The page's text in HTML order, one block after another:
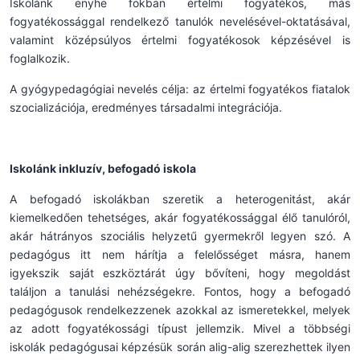
Iskolánk enyhe fokban értelmi fogyatékos, más
fogyatékossággal rendelkező tanulók nevelésével-oktatásával,
valamint középsúlyos értelmi fogyatékosok képzésével is
foglalkozik.
A gyógypedagógiai nevelés célja: az értelmi fogyatékos fiatalok
szocializációja, eredményes társadalmi integrációja.
Iskolánk inkluzív, befogadó iskola
A befogadó iskolákban szeretik a heterogenitást, akár
kiemelkedően tehetséges, akár fogyatékossággal élő tanulóról,
akár hátrányos szociális helyzetű gyermekről legyen szó. A
pedagógus itt nem hárítja a felelősséget másra, hanem
igyekszik saját eszköztárát úgy bővíteni, hogy megoldást
találjon a tanulási nehézségekre. Fontos, hogy a befogadó
pedagógusok rendelkezzenek azokkal az ismeretekkel, melyek
az adott fogyatékossági típust jellemzik. Mivel a többségi
iskolák pedagógusai képzésük során alig-alig szerezhettek ilyen